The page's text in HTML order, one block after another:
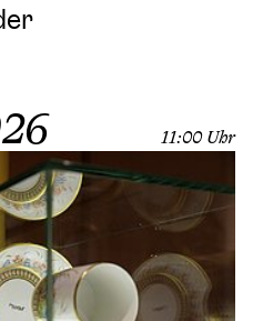
11:00 Uhr